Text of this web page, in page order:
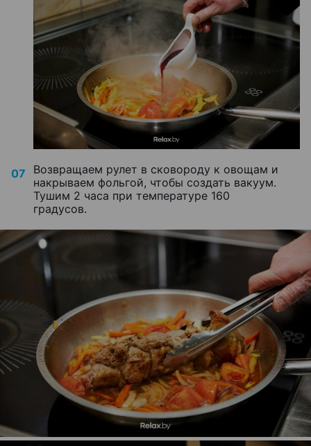
Возвращаем рулет в сковороду к овощам и
накрываем фольгой, чтобы создать вакуум.
Тушим 2 часа при температуре 160
градусов.